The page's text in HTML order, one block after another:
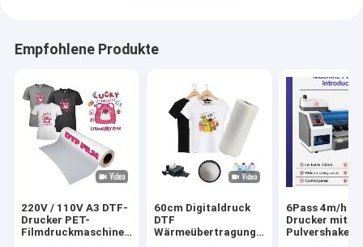
Empfohlene Produkte
220V / 110V A3 DTF-
Drucker PET-
Filmdruckmaschine
60cm Digitaldruck
DTF
Wärmeübertragung
6Pass 4m/h
Drucker mit
Pulvershaker